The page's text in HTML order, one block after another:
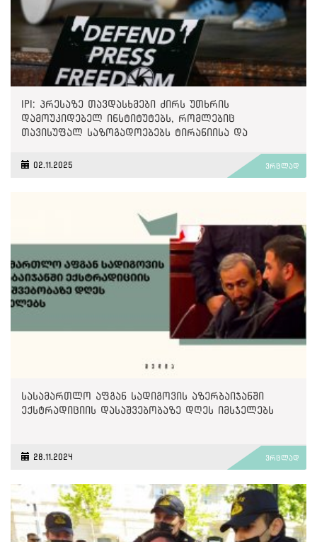
IPI: პრესაზე თავდასხმები ძირს უთხრის
დამოუკიდებელ ინსტიტუტებს, რომლებიც
თავისუფალ საზოგადოებებს ტირანიისა და
02.11.2025 ვრცლად
სასამართლო აფგან სადიგოვის აზერბაიჯანში
ექსტრადიციის დასაშვებობაზე დღეს იმსჯელებს
28.11.2024 ვრცლად